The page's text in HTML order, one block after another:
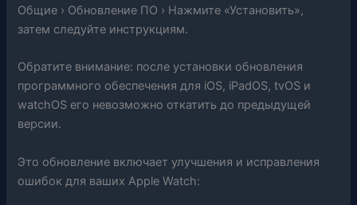
Общие › Обновление ПО › Нажмите «Установить»,
затем следуйте инструкциям.
Обратите внимание: после установки обновления
программного обеспечения для iOS, iPadOS, tvOS и
watchOS его невозможно откатить до предыдущей
версии.
Это обновление включает улучшения и исправления
ошибок для ваших Apple Watch: